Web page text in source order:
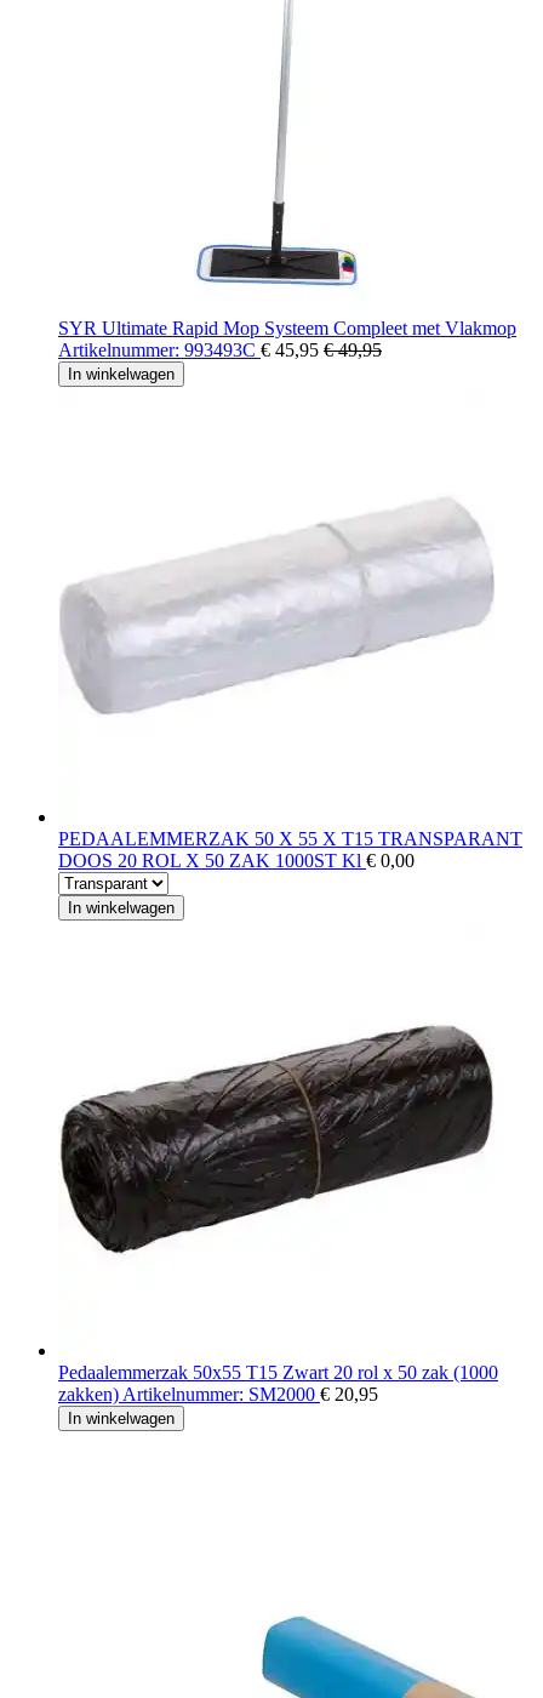
SYR Ultimate Rapid Mop Systeem Compleet met Vlakmop
Artikelnummer: 993493C € 45,95 € 49,95
In winkelwagen
PEDAALEMMERZAK 50 X 55 X T15 TRANSPARANT
DOOS 20 ROL X 50 ZAK 1000ST Kl € 0,00
In winkelwagen
Pedaalemmerzak 50x55 T15 Zwart 20 rol x 50 zak (1000
zakken) Artikelnummer: SM2000 € 20,95
In winkelwagen